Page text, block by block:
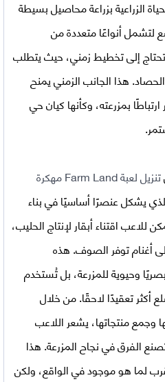
الزراعية بزراعة محاصيل بسيطة
أنواعًا متعددة من
إلى تخطيط زمني، حيث يتطلب
هذا الجانب الزمني يمنح
بمزرعته، وكأنها كيان حي
تنزيل لعبة Farm Land مهكرة
يشكل عنصرًا أساسيًا في بناء
للاعب اقتناء أبقار لإنتاج الحليب،
أغنام توفر الصوف. هذه
وحيوية للمزرعة، بل تُستخدم
أكثر تعقيدًا لاحقًا. من خلال
وجمع منتجاتها، يشعر اللاعب
الفرق في نجاح المزرعة. هذا
لما هو موجود في الواقع، ولكن